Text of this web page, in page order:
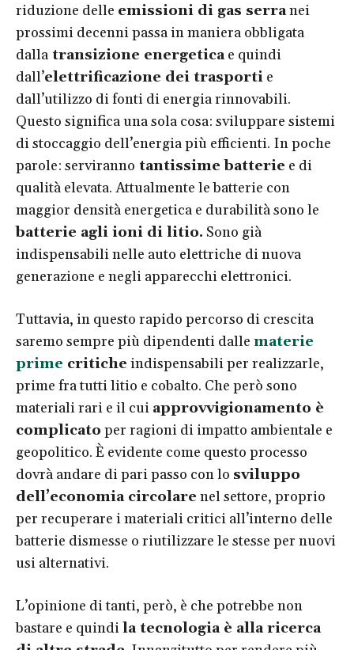
riduzione delle emissioni di gas serranei
prossimi decenni passa in maniera obbligata
dalla transizione energeticae quindi
dall’elettrificazione dei trasporti e
dall’utilizzo di fonti di energia rinnovabili.
Questo significa una sola cosa: sviluppare sistemi
di stoccaggio dell’energia più efficienti. In poche
parole: serviranno tantissime batterie e di
qualità elevata. Attualmente le batterie con
maggior densità energetica e durabilità sono le
batterie agli ioni di litio. Sono già
indispensabili nelle auto elettriche di nuova
generazione e negli apparecchi elettronici.
Tuttavia, in questo rapido percorso di crescita
saremo sempre più dipendenti dalle materie
prime critiche indispensabili per realizzarle,
prime fra tutti litio e cobalto. Che però sono
materiali rari e il cui approvvigionamento è
complicato per ragioni di impatto ambientale e
geopolitico. È evidente come questo processo
dovrà andare di pari passo con lo sviluppo
dell’economia circolare nel settore, proprio
per recuperare i materiali critici all’interno delle
batterie dismesse o riutilizzare le stesse per nuovi
usi alternativi.
L’opinione di tanti, però, è che potrebbe non
bastare e quindila tecnologia è alla ricerca